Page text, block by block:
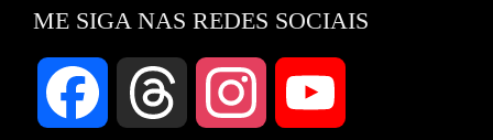
ME SIGA NAS REDES SOCIAIS
Facebook Threads Instagram